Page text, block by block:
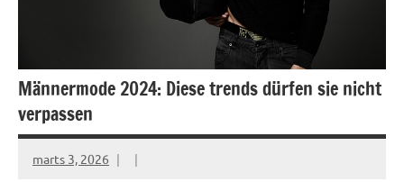
Männermode 2024: Diese trends dürfen sie nicht
verpassen
marts 3, 2026